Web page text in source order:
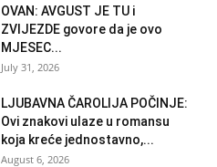
OVAN: AVGUST JE TU i
ZVIJEZDE govore da je ovo
MJESEC...
July 31, 2026
LJUBAVNA ČAROLIJA POČINJE:
Ovi znakovi ulaze u romansu
koja kreće jednostavno,...
August 6, 2026